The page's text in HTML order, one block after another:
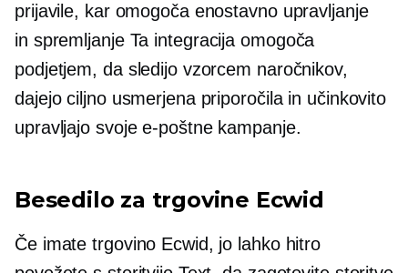
prijavile, kar omogoča enostavno upravljanje
in spremljanjeTa integracija omogoča
podjetjem, da sledijo vzorcem naročnikov,
dajejo ciljno usmerjena priporočila in učinkovito
upravljajo svoje e-poštne kampanje.
Besedilo za trgovine Ecwid
Če imate trgovino Ecwid, jo lahko hitro